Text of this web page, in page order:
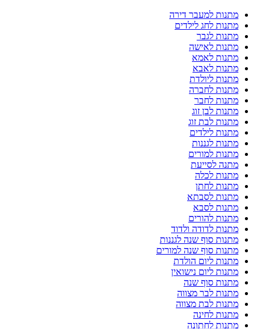
מתנות למעבר דירה
מתנות לחג לילדים
מתנות לגבר
מתנות לאישה
מתנות לאמא
מתנות לאבא
מתנות ליולדת
מתנות לחברה
מתנות לחבר
מתנות לבן זוג
מתנות לבת זוג
מתנות לילדים
מתנות לגננות
מתנות למורים
מתנה לסייעת
מתנות לכלה
מתנות לחתן
מתנות לסבתא
מתנות לסבא
מתנות להורים
מתנות לדודה ולדוד
מתנות סוף שנה לגננות
מתנות סוף שנה למורים
מתנות ליום הולדת
מתנות ליום נישואין
מתנות סוף שנה
מתנות לבר מצווה
מתנות לבת מצווה
מתנות לחינה
מתנות לחתונה